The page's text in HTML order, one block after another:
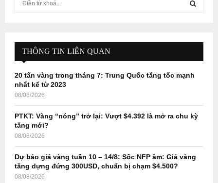
f
r
E
A
H
THÔNG TIN LIÊN QUAN
20 tấn vàng trong tháng 7: Trung Quốc tăng tốc mạnh
nhất kể từ 2023
08/08/2026
PTKT: Vàng “nóng” trở lại: Vượt $4.392 là mở ra chu kỳ
tăng mới?
08/08/2026
Dự báo giá vàng tuần 10 – 14/8: Sốc NFP âm: Giá vàng
tăng dựng đứng 300USD, chuẩn bị chạm $4.500?
08/08/2026